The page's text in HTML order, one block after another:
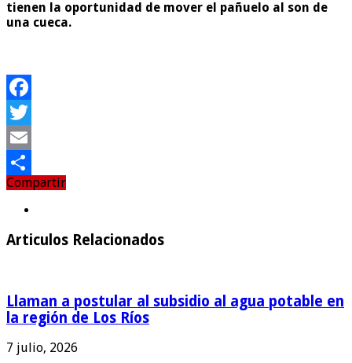
tienen la oportunidad de mover el pañuelo al son de
una cueca.
Facebook
Twitter
Email
Compartir
Compartir
Articulos Relacionados
Llaman a postular al subsidio al agua potable en
la región de Los Ríos
7 julio, 2026